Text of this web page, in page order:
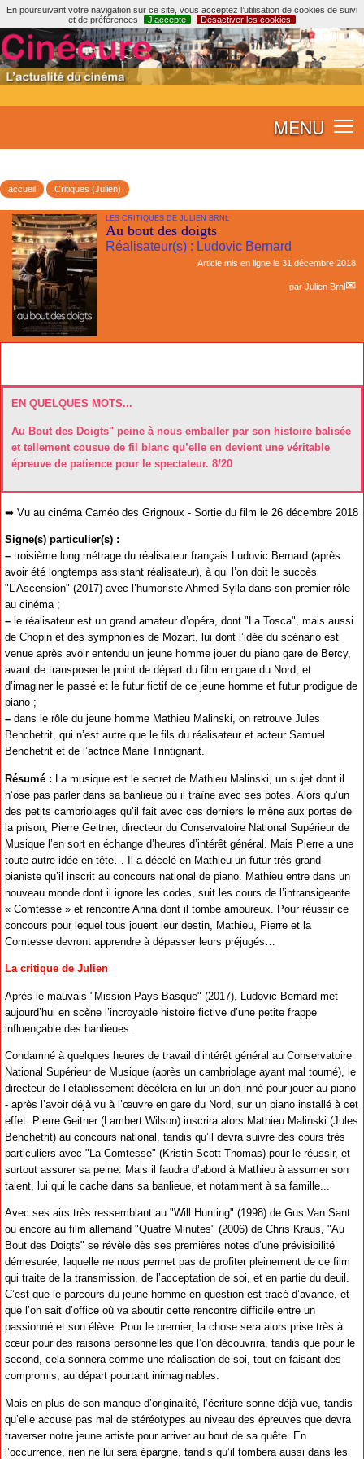
En poursuivant votre navigation sur ce site, vous acceptez l’utilisation de cookies de suivi
et de préférences
J’accepte Désactiver les cookies
MENU
accueil Critiques (Julien)
LES CRITIQUES DE JULIEN BRNL
Au bout des doigts
Réalisateur(s) : Ludovic Bernard
Article mis en ligne le 31 décembre 2018
par Julien Brnl
EN QUELQUES MOTS...
Au Bout des Doigts" peine à nous emballer par son histoire balisée
et tellement cousue de fil blanc qu’elle en devient une véritable
épreuve de patience pour le spectateur. 8/20
➡ Vu au cinéma Caméo des Grignoux - Sortie du film le 26 décembre 2018
Signe(s) particulier(s) :
– troisième long métrage du réalisateur français Ludovic Bernard (après
avoir été longtemps assistant réalisateur), à qui l’on doit le succès
"L’Ascension" (2017) avec l’humoriste Ahmed Sylla dans son premier rôle
au cinéma ;
– le réalisateur est un grand amateur d’opéra, dont "La Tosca", mais aussi
de Chopin et des symphonies de Mozart, lui dont l’idée du scénario est
venue après avoir entendu un jeune homme jouer du piano gare de Bercy,
avant de transposer le point de départ du film en gare du Nord, et
d’imaginer le passé et le futur fictif de ce jeune homme et futur prodigue de
piano ;
– dans le rôle du jeune homme Mathieu Malinski, on retrouve Jules
Benchetrit, qui n’est autre que le fils du réalisateur et acteur Samuel
Benchetrit et de l’actrice Marie Trintignant.
Résumé : La musique est le secret de Mathieu Malinski, un sujet dont il
n’ose pas parler dans sa banlieue où il traîne avec ses potes. Alors qu’un
des petits cambriolages qu’il fait avec ces derniers le mène aux portes de
la prison, Pierre Geitner, directeur du Conservatoire National Supérieur de
Musique l’en sort en échange d’heures d’intérêt général. Mais Pierre a une
toute autre idée en tête… Il a décelé en Mathieu un futur très grand
pianiste qu’il inscrit au concours national de piano. Mathieu entre dans un
nouveau monde dont il ignore les codes, suit les cours de l’intransigeante
« Comtesse » et rencontre Anna dont il tombe amoureux. Pour réussir ce
concours pour lequel tous jouent leur destin, Mathieu, Pierre et la
Comtesse devront apprendre à dépasser leurs préjugés…
La critique de Julien
Après le mauvais "Mission Pays Basque" (2017), Ludovic Bernard met
aujourd’hui en scène l’incroyable histoire fictive d’une petite frappe
influençable des banlieues.
Condamné à quelques heures de travail d’intérêt général au Conservatoire
National Supérieur de Musique (après un cambriolage ayant mal tourné), le
directeur de l’établissement décèlera en lui un don inné pour jouer au piano
- après l’avoir déjà vu à l’œuvre en gare du Nord, sur un piano installé à cet
effet. Pierre Geitner (Lambert Wilson) inscrira alors Mathieu Malinski (Jules
Benchetrit) au concours national, tandis qu’il devra suivre des cours très
particuliers avec "La Comtesse" (Kristin Scott Thomas) pour le réussir, et
surtout assurer sa peine. Mais il faudra d’abord à Mathieu à assumer son
talent, lui qui le cache dans sa banlieue, et notamment à sa famille...
Avec ses airs très ressemblant au "Will Hunting" (1998) de Gus Van Sant
ou encore au film allemand "Quatre Minutes" (2006) de Chris Kraus, "Au
Bout des Doigts" se révèle dès ses premières notes d’une prévisibilité
démesurée, laquelle ne nous permet pas de profiter pleinement de ce film
qui traite de la transmission, de l’acceptation de soi, et en partie du deuil.
C’est que le parcours du jeune homme en question est tracé d’avance, et
que l’on sait d’office où va aboutir cette rencontre difficile entre un
passionné et son élève. Pour le premier, la chose sera alors prise très à
cœur pour des raisons personnelles que l’on découvrira, tandis que pour le
second, cela sonnera comme une réalisation de soi, tout en faisant des
compromis, au départ pourtant inimaginables.
Mais en plus de son manque d’originalité, l’écriture sonne déjà vue, tandis
qu’elle accuse pas mal de stéréotypes au niveau des épreuves que devra
traverser notre jeune artiste pour arriver au bout de sa quête. En
l’occurrence, rien ne lui sera épargné, tandis qu’il tombera aussi dans les